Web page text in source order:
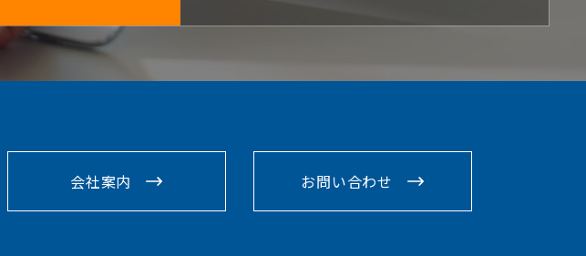
会社案内 お問い合わせ